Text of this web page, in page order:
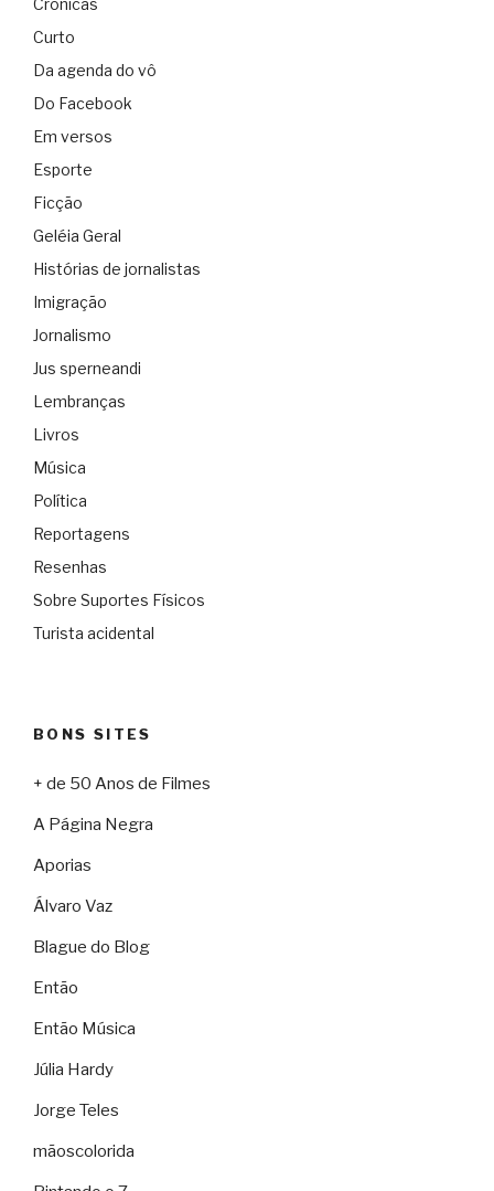
Curto
Da agenda do vô
Do Facebook
Em versos
Esporte
Ficção
Geléia Geral
Histórias de jornalistas
Imigração
Jornalismo
Jus sperneandi
Lembranças
Livros
Música
Política
Reportagens
Resenhas
Sobre Suportes Físicos
Turista acidental
BONS SITES
+ de 50 Anos de Filmes
A Página Negra
Aporias
Álvaro Vaz
Blague do Blog
Então
Então Música
Júlia Hardy
Jorge Teles
mãoscolorida